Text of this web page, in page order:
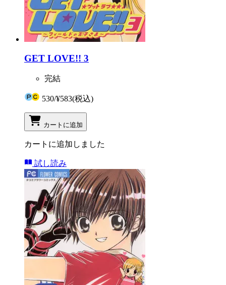
GET LOVE!! 3
完結
530/¥583(税込)
カートに追加
カートに追加しました
試し読み